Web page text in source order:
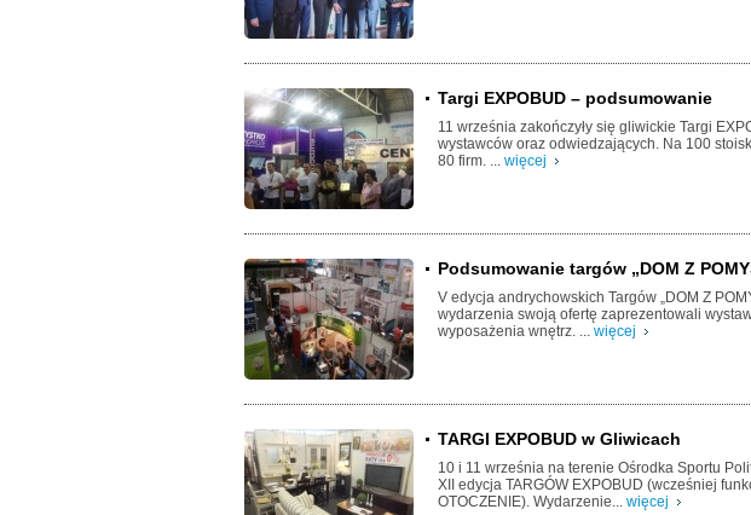
Targi EXPOBUD – podsumowanie
11 września zakończyły się gliwickie Targi
wystawców oraz odwiedzających. Na 100
80 firm. ... więcej
Podsumowanie targów „DOM Z
V edycja andrychowskich Targów „DOM Z
wydarzenia swoją ofertę zaprezentowali
wyposażenia wnętrz. ... więcej
TARGI EXPOBUD w Gliwicach
10 i 11 września na terenie Ośrodka Sportu
XII edycja TARGÓW EXPOBUD (wcześniej
OTOCZENIE). Wydarzenie... więcej